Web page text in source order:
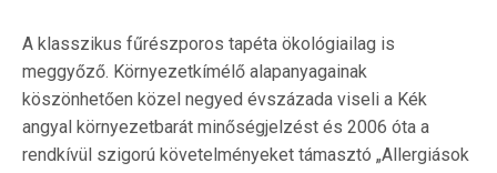
A klasszikus fűrészporos tapéta ökológiailag is
meggyőző. Környezetkímélő alapanyagainak
köszönhetően közel negyed évszázada viseli a Kék
angyal környezetbarát minőségjelzést és 2006 óta a
rendkívül szigorú követelményeket támasztó „Allergiások